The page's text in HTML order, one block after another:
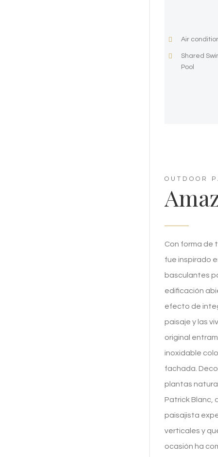
Air
Shared
Pool
OUTDOOR
Con forma de
fue inspirado
basculantes
edificación
efecto de
paisaje y las
original
inoxidable
fachada.
plantas
Patrick Blanc,
paisajista
verticales y
ocasión ha